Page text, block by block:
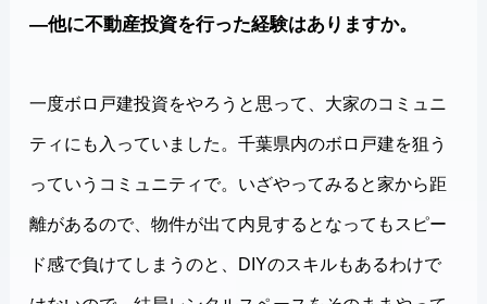
―他に不動産投資を行った経験はありますか。
一度ボロ戸建投資をやろうと思って、大家のコミュニ
ティにも入っていました。千葉県内のボロ戸建を狙う
っていうコミュニティで。いざやってみると家から距
離があるので、物件が出て内見するとなってもスピー
ド感で負けてしまうのと、DIYのスキルもあるわけで